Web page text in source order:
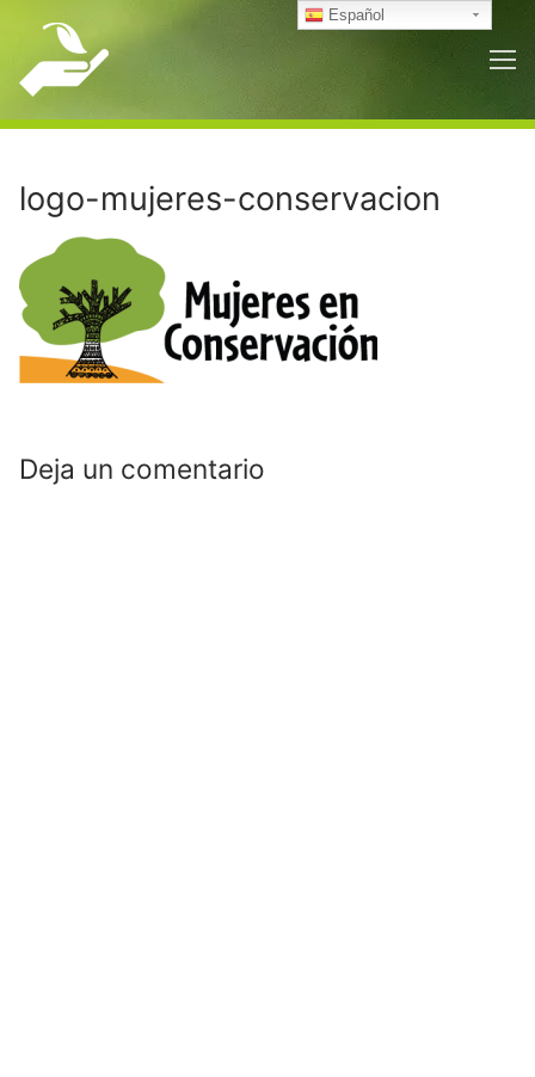
contenido
logo-mujeres-conservacion
Deja un comentario
Español